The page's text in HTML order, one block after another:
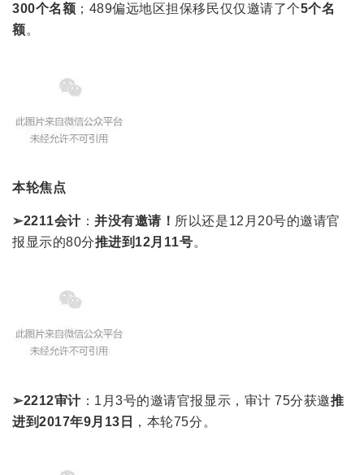
300个名额 ；489偏远地区担保移民仅仅邀请了个5个名
额。
本轮焦点
➢2211会计：并没有邀请！ 所以还是12月20号的邀请官
报显示的80分推进到12月11号。
➢2212审计：1月3号的邀请官报显示，审计 75分获邀推
进到2017年9月13日
，本轮75分。